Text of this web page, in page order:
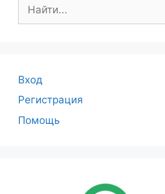
Вход
Регистрация
Помощь